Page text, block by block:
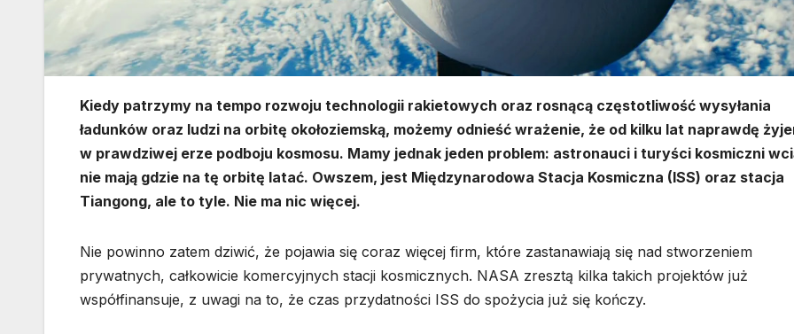
Kiedy patrzymy na tempo rozwoju technologii rakietowych oraz rosnącą częstotliwość wysyłania
ładunków oraz ludzi na orbitę okołoziemską, możemy odnieść wrażenie, że od kilku lat naprawdę
w prawdziwej erze podboju kosmosu. Mamy jednak jeden problem: astronauci i turyści kosmiczni
nie mają gdzie na tę orbitę latać. Owszem, jest Międzynarodowa Stacja Kosmiczna (ISS) oraz stacja
Tiangong, ale to tyle. Nie ma nic więcej.
Nie powinno zatem dziwić, że pojawia się coraz więcej firm, które zastanawiają się nad stworzeniem
prywatnych, całkowicie komercyjnych stacji kosmicznych. NASA zresztą kilka takich projektów już
współfinansuje, z uwagi na to, że czas przydatności ISS do spożycia już się kończy.